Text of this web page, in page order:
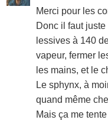
Merci pour les
Donc il faut
lessives à 140
vapeur, fermer
les mains, et le
Le sphynx, à
quand même
Mais ça me